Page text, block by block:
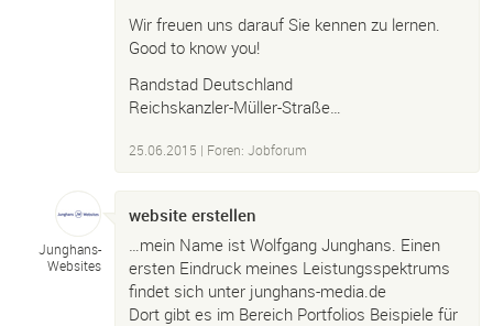
Wir freuen uns darauf Sie kennen zu lernen.
Good to know you!
Randstad Deutschland
Reichskanzler-Müller-Straße…
25.06.2015 | Foren: Jobforum
Junghans-
Websites
website erstellen
…mein Name ist Wolfgang Junghans. Einen
ersten Eindruck meines Leistungsspektrums
findet sich unter junghans-media.de
Dort gibt es im Bereich Portfolios Beispiele für